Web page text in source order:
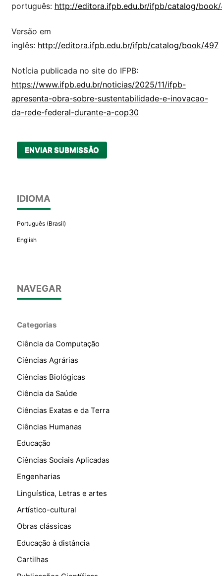
português: http://editora.ifpb.edu.br/ifpb/catalog/
Versão em
inglês: http://editora.ifpb.edu.br/ifpb/catalog/book/497
Notícia publicada no site do IFPB:
https://www.ifpb.edu.br/noticias/2025/11/ifpb-
apresenta-obra-sobre-sustentabilidade-e-inovacao-
da-rede-federal-durante-a-cop30
ENVIAR SUBMISSÃO
IDIOMA
Português (Brasil)
English
NAVEGAR
Categorias
Ciência da Computação
Ciências Agrárias
Ciências Biológicas
Ciência da Saúde
Ciências Exatas e da Terra
Ciências Humanas
Educação
Ciências Sociais Aplicadas
Engenharias
Linguística, Letras e artes
Artístico-cultural
Obras clássicas
Educação à distância
Cartilhas